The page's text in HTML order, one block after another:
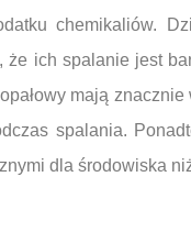
chemikaliów.
ich spalanie jest
mają
spalania.
dla środowiska